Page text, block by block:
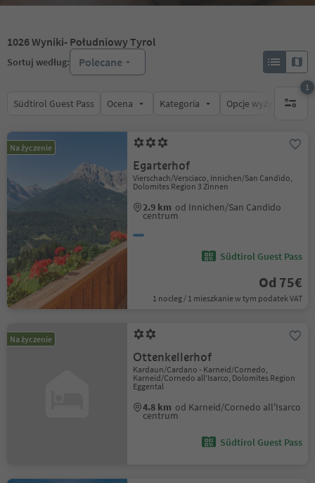
1026Wyniki- Południowy Tyrol
Sortuj według: Polecane
Südtirol Guest Pass Ocena Kategoria Opcje wyżywienia
1
1
Na życzenie
Egarterhof
Vierschach/Versciaco, Innichen/San Candido,
Dolomites Region 3 Zinnen
2.9 km od Innichen/San Candido
centrum
Südtirol Guest Pass
Od 75€
1 nocleg / 1 mieszkanie w tym podatek VAT
Na życzenie
Ottenkellerhof
Kardaun/Cardano - Karneid/Cornedo,
Karneid/Cornedo all'Isarco, Dolomites Region
Eggental
4.8 km od Karneid/Cornedo all'Isarco
centrum
Südtirol Guest Pass